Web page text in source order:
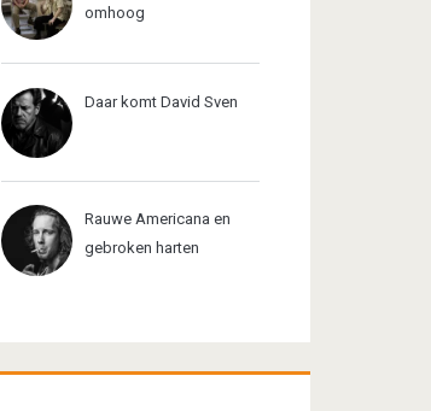
omhoog
Daar komt David Sven
Rauwe Americana en
gebroken harten